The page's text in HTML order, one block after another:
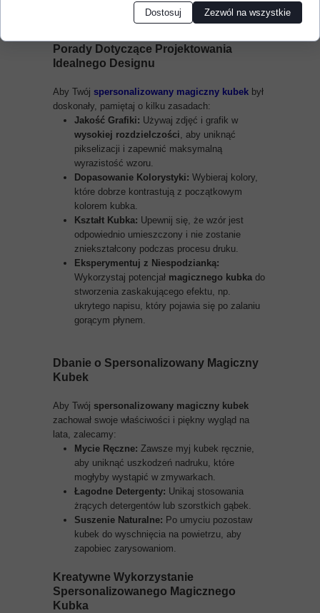
Cię przez długi czas.
Porady Dotyczące Projektowania
Idealnego Designu
Aby Twój spersonalizowany magiczny kubek był
doskonały, pamiętaj o kilku zasadach:
Jakość Grafiki: Używaj zdjęć i grafik w
wysokiej rozdzielczości, aby uniknąć
pikselizacji i zapewnić maksymalną
wyrazistość wzoru.
Dopasowanie Kolorystyki: Wybieraj kolory,
które dobrze kontrastują z początkowym
kolorem kubka.
Kształt Kubka: Upewnij się, że wzór jest
odpowiednio umieszczony i nie zostanie
zniekształcony podczas procesu druku.
Eksperymentuj z Niespodzianką:
Wykorzystaj potencjał magicznego kubka do
stworzenia zaskakującego efektu, np.
ukrytego napisu, który pojawia się po zalaniu
gorącym płynem.
Dbanie o Spersonalizowany Magiczny
Kubek
Aby Twój spersonalizowany magiczny kubek
zachował swoje właściwości i piękny wygląd na
lata, zalecamy:
Mycie Ręczne: Zawsze myj kubek ręcznie,
aby uniknąć uszkodzeń nadruku, które
mogłyby wystąpić w zmywarkach.
Łagodne Detergenty: Unikaj stosowania
żrących detergentów lub szorstkich gąbek.
Suszenie Naturalne: Po umyciu pozostaw
kubek do wyschnięcia na powietrzu, aby
zapobiec zarysowaniom.
Kreatywne Wykorzystanie
Spersonalizowanego Magicznego
Kubka
Dostosuj Zezwól na wszystkie